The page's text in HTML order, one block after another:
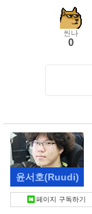
씬나
0
윤서호(Ruudi)
페이지 구독하기